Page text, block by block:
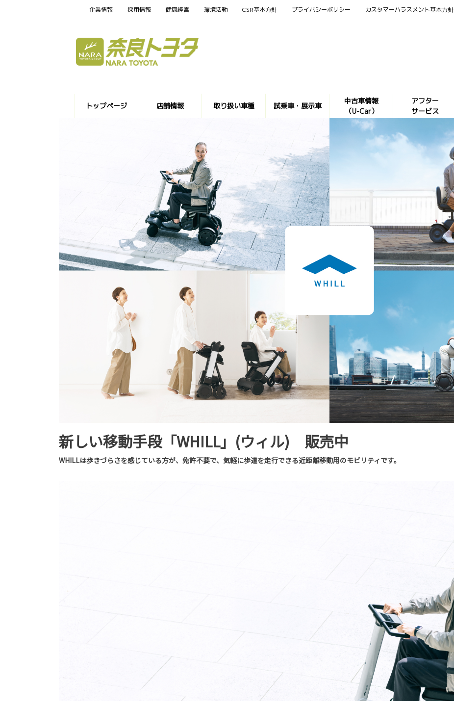
トップページ 店舗情報 取り扱い車種 試乗車・展示車
中古車情報
（U-Car）
アフター
サービス
企業情報 採用情報 健康経営 環境活動 CSR基本方針 プライバシーポリシー カスタマーハラスメント基本方針
新しい移動手段「WHILL」(ウィル) 販売中
WHILLは歩きづらさを感じている方が、免許不要で、気軽に歩道を走行できる近距離移動用のモビリティです。